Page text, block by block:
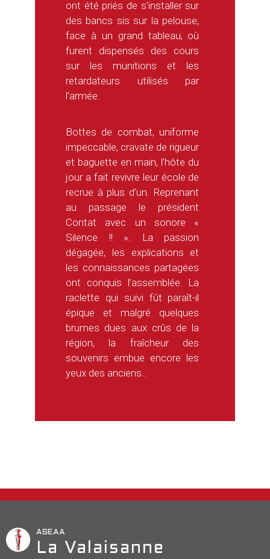
ont été priés de s’installer sur
des bancs sis sur la pelouse,
face à un grand tableau, où
furent dispensés des cours
sur les munitions et les
retardateurs utilisés par
l’armée.
Bottes de combat, uniforme
impeccable, cravate de rigueur
et baguette en main, l’hôte du
jour a fait revivre leur école de
recrue à plus d’un. Reprenant
au passage le président
Contat avec un sonore «
Silence !! ». La passion
dégagée, les explications et
les connaissances partagées
ont conquis l’assemblée. La
raclette qui suivi fût paraît-il
épique et malgré quelques
brumes dues aux crûs de la
région, la fraîcheur des
souvenirs embue encore les
yeux des anciens..
ASEAA
La Valaisanne